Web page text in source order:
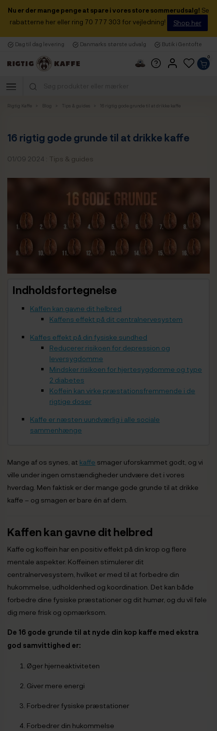
Nu er der mange penge at spare i vores store sommerudsalg! Se
rabatterne her eller ring 70 777 303 for vejledning!
Shop her
Dag til dag levering Danmarks største udvalg Butik i Gentofte
0
Rigtig Kaffe Blog Tips & guides 16 rigtig gode grunde til at drikke kaffe
16 rigtig gode grunde til at drikke kaffe
01/09 2024 : Tips & guides
Indholdsfortegnelse
Kaffen kan gavne dit helbred
Kaffens effekt på dit centralnervesystem
Kaffes effekt på din fysiske sundhed
Reducerer risikoen for depression og
leversygdomme
Mindsker risikoen for hjertesygdomme og type
2 diabetes
Koffein kan virke præstationsfremmende i de
rigtige doser
Kaffe er næsten uundværlig i alle sociale
sammenhænge
Mange af os synes, at kaffe smager uforskammet godt, og vi
ville under ingen omstændigheder undvære det i vores
hverdag. Men faktisk er der mange gode grunde til at drikke
kaffe – og smagen er bare én af dem.
Kaffen kan gavne dit helbred
Kaffe og koffein har en positiv effekt på din krop og flere
mentale aspekter. Koffeinen stimulerer dit
centralnervesystem, hvilket er med til at forbedre din
hukommelse, udholdenhed og koordination. Det kan både
forbedre dine fysiske præstationer og dit humør, og du vil føle
dig mere frisk og opmærksom.
De 16 gode grunde til at nyde din kop kaffe med ekstra
god samvittighed er:
Øger hjerneaktiviteten
Giver mere energi
Forbedrer fysiske præstationer
Forbedrer din hukommelse